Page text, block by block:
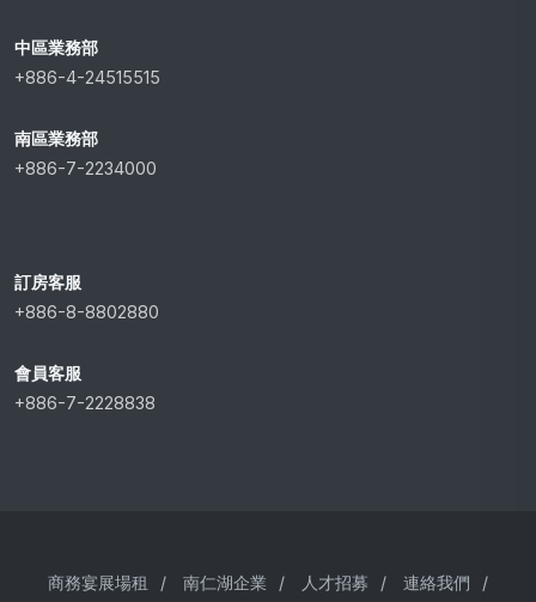
中區業務部
+886-4-24515515
南區業務部
+886-7-2234000
訂房客服
+886-8-8802880
會員客服
+886-7-2228838
商務宴展場租 / 南仁湖企業 / 人才招募 / 連絡我們
/